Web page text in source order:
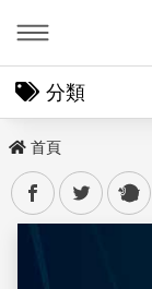
分類
首頁
facebooktwitter plurk